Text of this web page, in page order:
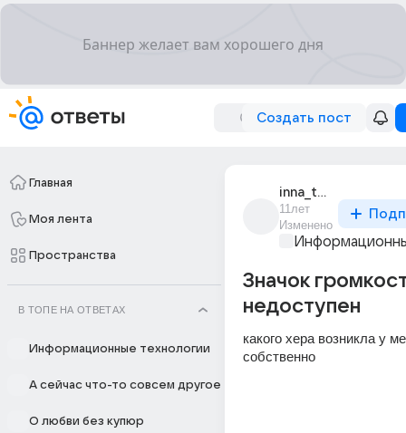
Создать пост
Главная
Моя лента
Пространства
В ТОПЕ НА ОТВЕТАХ
Информационные технологии
А сейчас что-то совсем другое
О любви без купюр
inna_tokareva_51
11лет
Изменено
Значок
недоступен
какого хера возникла у
собственно